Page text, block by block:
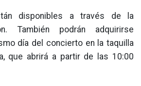
disponibles a través de la
También podrán adquirirse
día del concierto en la taquilla
que abrirá a partir de las 10:00